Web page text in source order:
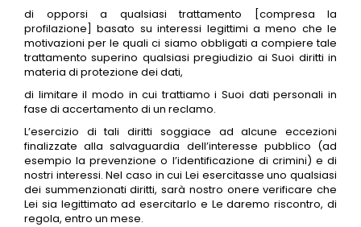
di opporsi a qualsiasi trattamento [compresa la
profilazione] basato su interessi legittimi a meno che le
motivazioni per le quali ci siamo obbligati a compiere tale
trattamento superino qualsiasi pregiudizio ai Suoi diritti in
materia di protezione dei dati,
di limitare il modo in cui trattiamo i Suoi dati personali in
fase di accertamento di un reclamo.
L’esercizio di tali diritti soggiace ad alcune eccezioni
finalizzate alla salvaguardia dell’interesse pubblico (ad
esempio la prevenzione o l’identificazione di crimini) e di
nostri interessi. Nel caso in cui Lei esercitasse uno qualsiasi
dei summenzionati diritti, sarà nostro onere verificare che
Lei sia legittimato ad esercitarlo e Le daremo riscontro, di
regola, entro un mese.